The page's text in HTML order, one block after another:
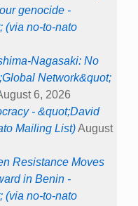
genocide -
(via no-to-nato
Nagasaki: No
Network&quot;
6, 2026
- &quot;David
Mailing List)August
Resistance Moves
in Benin -
(via no-to-nato